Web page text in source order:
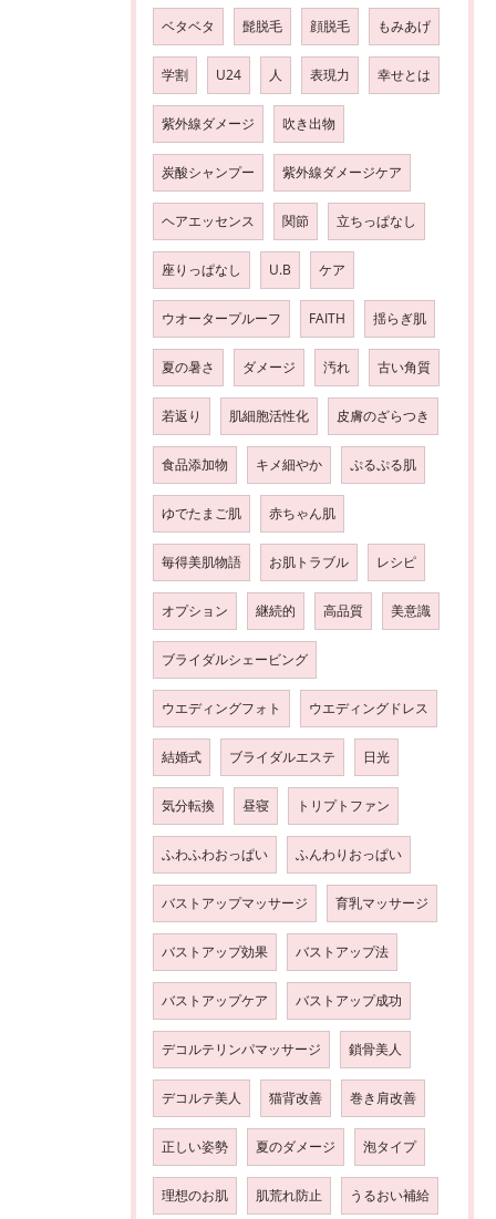
ベタベタ 髭脱毛 顔脱毛 もみあげ
学割 U24 人 表現力 幸せとは
紫外線ダメージ 吹き出物
炭酸シャンプー 紫外線ダメージケア
ヘアエッセンス 関節 立ちっぱなし
座りっぱなし U.B ケア
ウオータープルーフ FAITH 揺らぎ肌
夏の暑さ ダメージ 汚れ 古い角質
若返り 肌細胞活性化 皮膚のざらつき
食品添加物 キメ細やか ぷるぷる肌
ゆでたまご肌 赤ちゃん肌
毎得美肌物語 お肌トラブル レシピ
オプション 継続的 高品質 美意識
ブライダルシェービング
ウエディングフォト ウエディングドレス
結婚式 ブライダルエステ 日光
気分転換 昼寝 トリプトファン
ふわふわおっぱい ふんわりおっぱい
バストアップマッサージ 育乳マッサージ
バストアップ効果 バストアップ法
バストアップケア バストアップ成功
デコルテリンパマッサージ 鎖骨美人
デコルテ美人 猫背改善 巻き肩改善
正しい姿勢 夏のダメージ 泡タイプ
理想のお肌 肌荒れ防止 うるおい補給